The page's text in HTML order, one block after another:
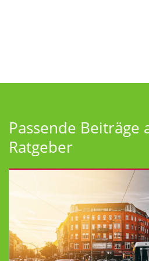
Passende Beiträge
Ratgeber